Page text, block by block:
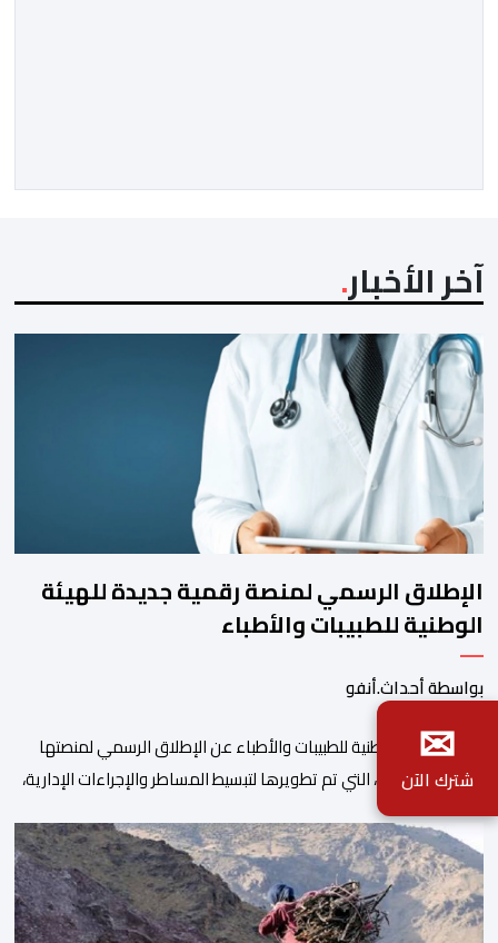
آخر الأخبار
الإطلاق الرسمي لمنصة رقمية جديدة للهيئة
الوطنية للطبيبات والأطباء
بواسطة أحداث.أنفو
أعلنت الهيئة الوطنية للطبيبات والأطباء عن الإطلاق الرسمي لمنصتها
الرقمية الجديدة، التي تم تطويرها لتبسيط المساطر والإجراءات الإدارية،
وتحسين جودة الخدمات المقدمة للأطباء، وتعزيز التواصل بين الأطباء
والمجالس الجهوية للهيئة إلى جانب الهيئة الوطنية. وذكر بلاغ للهيئة أن
هذه المنصة، التي تم إطلاقها في إطار استراتيجيتها الرامية إلى التحديث
والتحول الرقمي، تشكل خطوة مهمة في […]
✉
شترك الآن